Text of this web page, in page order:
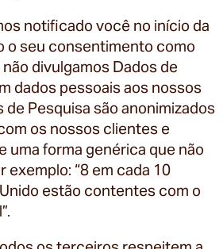
notificado você no início da
o seu consentimento como
divulgamos Dados de
dados pessoais aos nossos
de Pesquisa são anonimizados
os nossos clientes e
uma forma genérica que não
exemplo: “8 em cada 10
estão contentes com o